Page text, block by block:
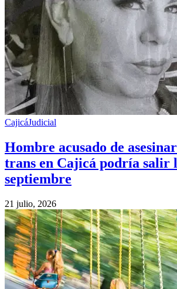
CajicáJudicial
Hombre acusado de
trans en Cajicá podría salir
septiembre
21 julio, 2026